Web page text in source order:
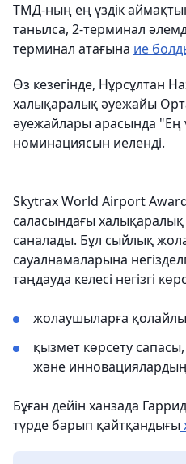
ТМД-ның ең үздік
танылса, 2-терминал
терминал атағына ие
Өз кезегінде, Нұрсұлтан
халықаралық әуежайы
әуежайлары арасында "Ең
номинациясын иеленді.
Skytrax World Airport
саласындағы
саналады. Бұл сыйлық
сауалнамаларына
таңдауда келесі негізгі
жолаушыларға
қызмет көрсету
және инновациялардың
Бұған дейін ханзада
түрде барып қайтқандығы